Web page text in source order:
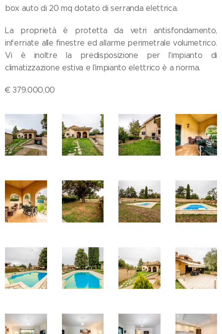
box auto di 20 mq dotato di serranda elettrica.
La proprietà è protetta da vetri antisfondamento,
inferriate alle finestre ed allarme perimetrale volumetrico.
Vi è inoltre la predisposizione per l'impianto di
climatizzazione estiva e l'impianto elettrico è a norma.
€ 379.000,00